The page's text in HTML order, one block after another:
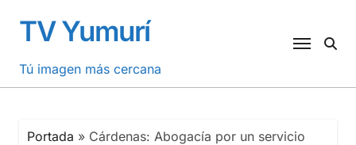
contenido
TV Yumurí
Tú imagen más cercana
Portada » Cárdenas: Abogacía por un servicio